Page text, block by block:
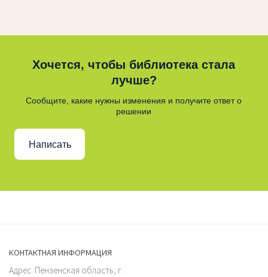
Хочется, чтобы библиотека стала
лучше?
Сообщите, какие нужны изменения и получите ответ о
решении
Написать
КОНТАКТНАЯ ИНФОРМАЦИЯ
Адрес: Пензенская область, г.